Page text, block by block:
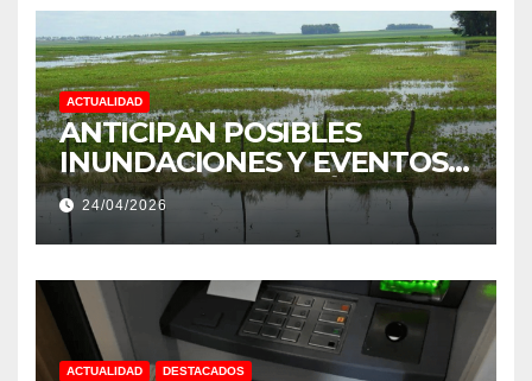
ACTUALIDAD
ANTICIPAN POSIBLES
INUNDACIONES Y EVENTOS
EXTREMOS: “PODRÍA SER UN
NIÑO MUY IMPORTANTE”
24/04/2026
ACTUALIDAD DESTACADOS